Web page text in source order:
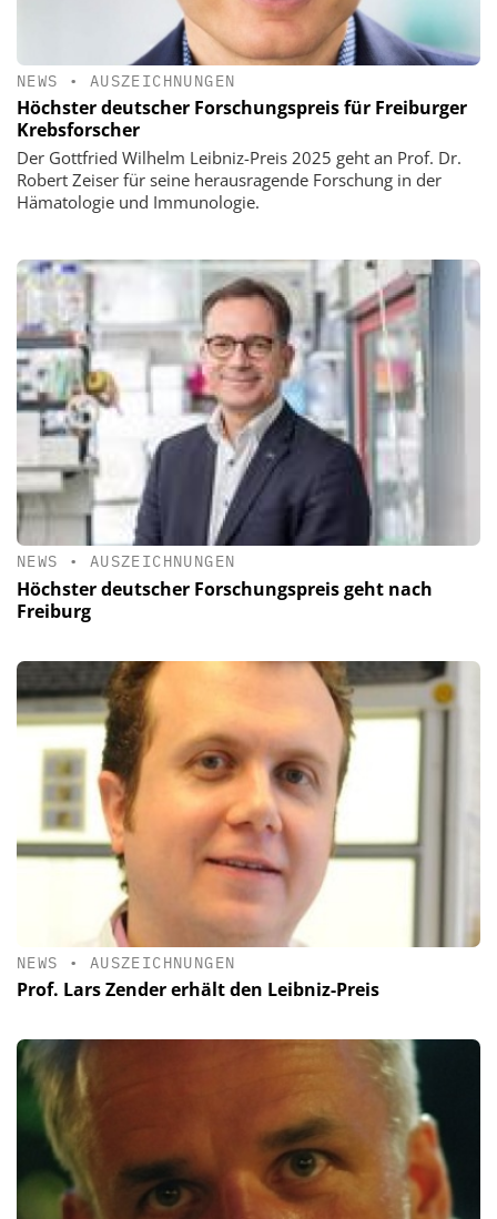
NEWS • AUSZEICHNUNGEN
Höchster deutscher Forschungspreis für Freiburger
Krebsforscher
Der Gottfried Wilhelm Leibniz-Preis 2025 geht an Prof. Dr.
Robert Zeiser für seine herausragende Forschung in der
Hämatologie und Immunologie.
NEWS • AUSZEICHNUNGEN
Höchster deutscher Forschungspreis geht nach
Freiburg
NEWS • AUSZEICHNUNGEN
Prof. Lars Zender erhält den Leibniz-Preis